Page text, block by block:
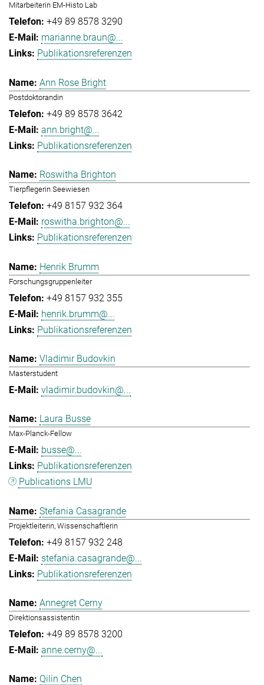
Mitarbeiterin EM-Histo Lab
+49 89 8578 3290
marianne.braun@...
Publikationsreferenzen
Ann Rose Bright
Postdoktorandin
+49 89 8578 3642
ann.bright@...
Publikationsreferenzen
Roswitha Brighton
Tierpflegerin Seewiesen
+49 8157 932 364
roswitha.brighton@...
Publikationsreferenzen
Henrik Brumm
Forschungsgruppenleiter
+49 8157 932 355
henrik.brumm@...
Publikationsreferenzen
Vladimir Budovkin
Masterstudent
vladimir.budovkin@...
Laura Busse
Max-Planck-Fellow
busse@...
Publikationsreferenzen
Publications LMU
Stefania Casagrande
Projektleiterin, Wissenschaftlerin
+49 8157 932 248
stefania.casagrande@...
Publikationsreferenzen
Annegret Cerny
Direktionsassistentin
+49 89 8578 3200
anne.cerny@...
Qilin Chen